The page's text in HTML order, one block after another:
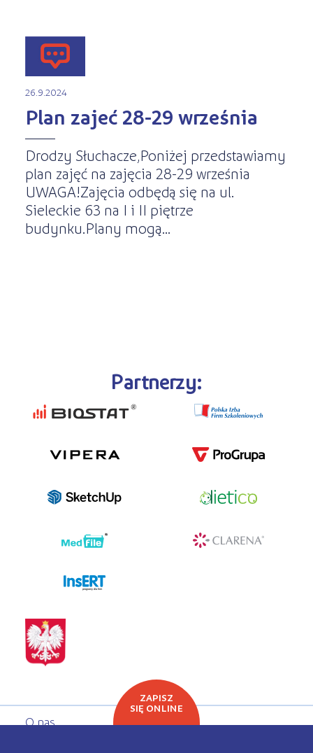
26.9.2024
Plan zajeć 28-29 września
Drodzy Słuchacze,Poniżej przedstawiamy
plan zajęć na zajęcia 28-29 września
UWAGA!Zajęcia odbędą się na ul.
Sieleckie 63 na I i II piętrze
budynku.Plany mogą...
Partnerzy:
programy dla firm
O nas
ZAPISZ
SIĘ ONLINE